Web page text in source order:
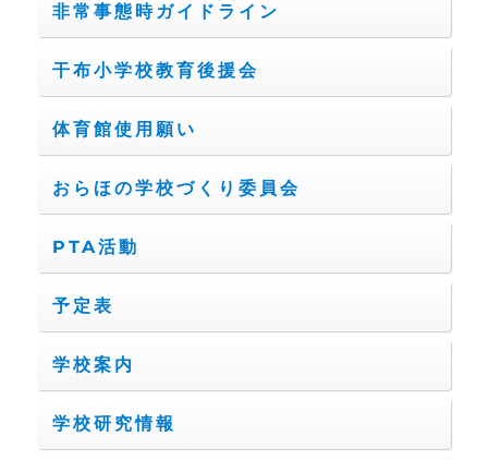
非常事態時ガイドライン
干布小学校教育後援会
体育館使用願い
おらほの学校づくり委員会
PTA活動
予定表
学校案内
学校研究情報